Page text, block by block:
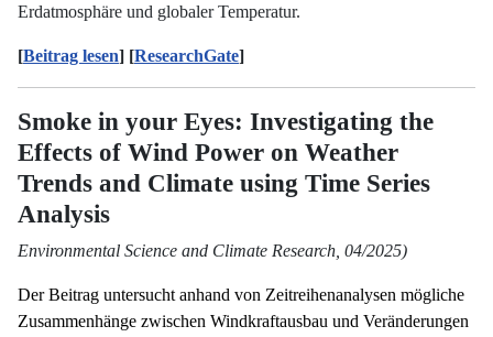
Erdatmosphäre und globaler Temperatur.
[Beitrag lesen] [ResearchGate]
Smoke in your Eyes: Investigating the
Effects of Wind Power on Weather
Trends and Climate using Time Series
Analysis
Environmental Science and Climate Research, 04/2025)
Der Beitrag untersucht anhand von Zeitreihenanalysen mögliche
Zusammenhänge zwischen Windkraftausbau und Veränderungen